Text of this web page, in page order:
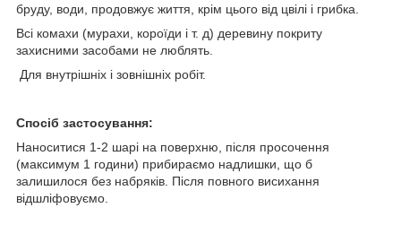
бруду, води, продовжує життя, крім цього від цвілі і грибка.
Всі комахи (мурахи, короїди і т. д) деревину покриту
захисними засобами не люблять.
Для внутрішніх і зовнішніх робіт.
Спосіб застосування:
Наноситися 1-2 шарі на поверхню, після просочення
(максимум 1 години) прибираємо надлишки, що б
залишилося без набряків. Після повного висихання
відшліфовуємо.